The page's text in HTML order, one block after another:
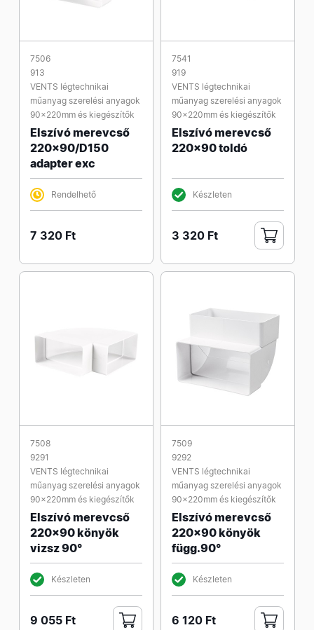
7506
913
VENTS légtechnikai
műanyag szerelési anyagok
90x220mm és kiegészítők
Elszívó merevcső
220x90/D150
adapter exc
Rendelhető
7 320 Ft
7541
919
VENTS légtechnikai
műanyag szerelési anyagok
90x220mm és kiegészítők
Elszívó merevcső
220x90 toldó
Készleten
3 320 Ft
7508
9291
VENTS légtechnikai
műanyag szerelési anyagok
90x220mm és kiegészítők
Elszívó merevcső
220x90 könyök
vizsz 90°
Készleten
9 055 Ft
7509
9292
VENTS légtechnikai
műanyag szerelési anyagok
90x220mm és kiegészítők
Elszívó merevcső
220x90 könyök
függ.90°
Készleten
6 120 Ft